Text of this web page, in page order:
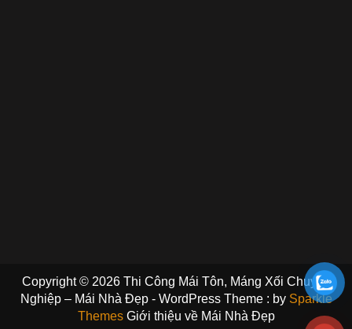
Copyright © 2026 Thi Công Mái Tôn, Máng Xối Chuyên
Nghiệp – Mái Nhà Đẹp - WordPress Theme : by Sparkle
Themes Giới thiệu về Mái Nhà Đẹp